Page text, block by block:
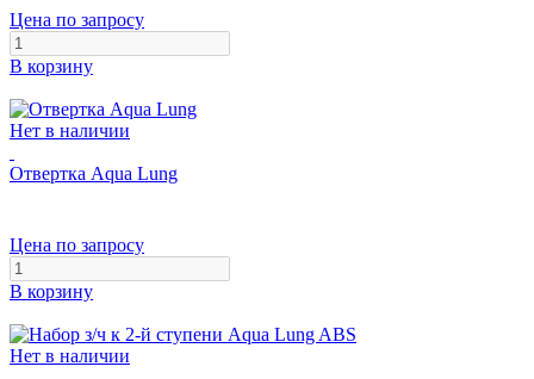
Цена по запросу
В корзину
Нет в наличии
Отвертка Aqua Lung
Цена по запросу
В корзину
Нет в наличии